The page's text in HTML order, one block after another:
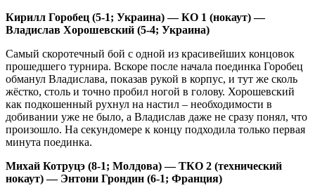
Кирилл Горобец (5-1; Украина) — КО 1 (нокаут) —
Владислав Хорошевский (5-4; Украина)
Самый скоротечный бой с одной из красивейших концовок
прошедшего турнира. Вскоре после начала поединка Горобец
обманул Владислава, показав рукой в корпус, и тут же сколь
жёстко, столь и точно пробил ногой в голову. Хорошевский
как подкошенный рухнул на настил – необходимости в
добивании уже не было, а Владислав даже не сразу понял, что
произошло. На секундомере к концу подходила только первая
минута поединка.
Михай Котруцэ (8-1; Молдова) — ТКО 2 (технический
нокаут) — Энтони Грондин (6-1; Франция)